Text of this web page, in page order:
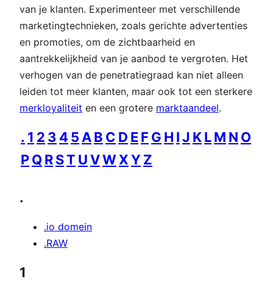
van je klanten. Experimenteer met verschillende
marketingtechnieken, zoals gerichte advertenties
en promoties, om de zichtbaarheid en
aantrekkelijkheid van je aanbod te vergroten. Het
verhogen van de penetratiegraad kan niet alleen
leiden tot meer klanten, maar ook tot een sterkere
merkloyaliteit en een grotere marktaandeel.
. 1 2 3 4 5AB C D EF G H IJ KLM N O
PQ RST UVWXYZ
.
.io domein
.RAW
1